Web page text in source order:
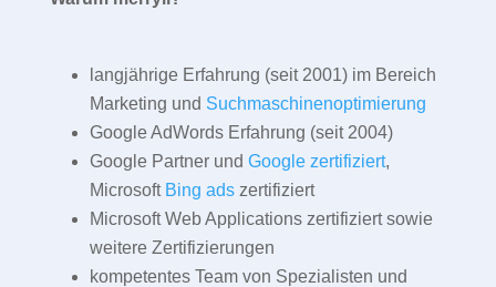
langjährige Erfahrung (seit 2001) im Bereich
Marketing und Suchmaschinenoptimierung
Google AdWords Erfahrung (seit 2004)
Google Partner und Google zertifiziert,
Microsoft Bing adszertifiziert
Microsoft Web Applications zertifiziert sowie
weitere Zertifizierungen
kompetentes Team von Spezialisten und